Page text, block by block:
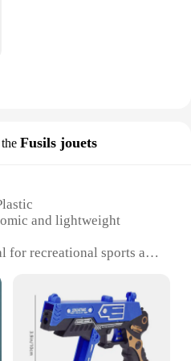
Fusils jouets
and lightweight
for recreational sports and
High-velocity launching
with multiple
scenarios
for all ages, from